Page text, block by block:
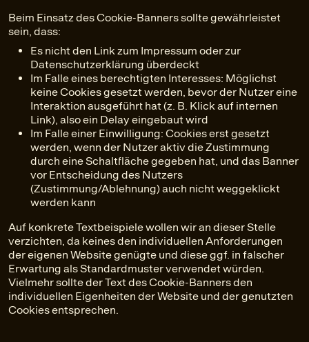
Beim Einsatz des Cookie-Banners sollte gewährleistet
sein, dass:
Es nicht den Link zum Impressum oder zur
Datenschutzerklärung überdeckt
Im Falle eines berechtigten Interesses: Möglichst
keine Cookies gesetzt werden, bevor der Nutzer eine
Interaktion ausgeführt hat (z. B. Klick auf internen
Link), also ein Delay eingebaut wird
Im Falle einer Einwilligung: Cookies erst gesetzt
werden, wenn der Nutzer aktiv die Zustimmung
durch eine Schaltfläche gegeben hat, und das Banner
vor Entscheidung des Nutzers
(Zustimmung/Ablehnung) auch nicht weggeklickt
werden kann
Auf konkrete Textbeispiele wollen wir an dieser Stelle
verzichten, da keines den individuellen Anforderungen
der eigenen Website genügte und diese ggf. in falscher
Erwartung als Standardmuster verwendet würden.
Vielmehr sollte der Text des Cookie-Banners den
individuellen Eigenheiten der Website und der genutzten
Cookies entsprechen.